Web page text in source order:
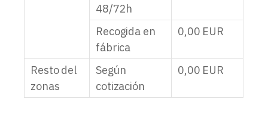
48/72h
Recogida en
fábrica
0,00 EUR
Resto del
zonas
Según
cotización
0,00 EUR